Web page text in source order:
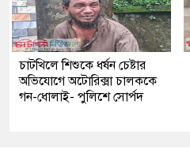
চাটখিলে শিশুকে ধর্ষন চেষ্টার
অভিযোগে অটোরিক্সা চালককে
গন-ধোলাই- পুলিশে সোর্পদ